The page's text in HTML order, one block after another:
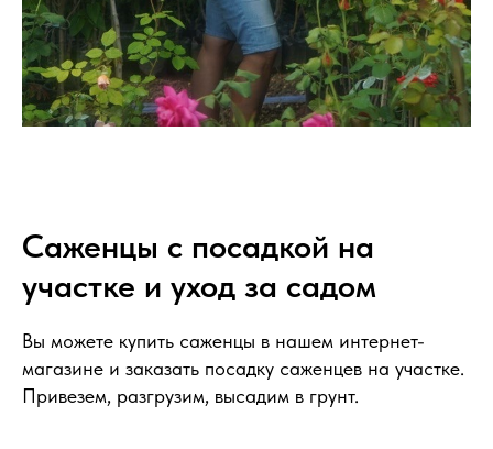
Саженцы с посадкой на
участке и уход за садом
Вы можете купить саженцы в нашем интернет-
магазине и заказать посадку саженцев на участке.
Привезем, разгрузим, высадим в грунт.